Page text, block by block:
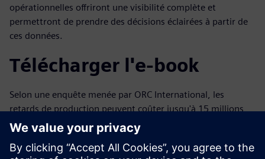
opérationnelles offriront une visibilité complète et
permettront de prendre des décisions éclairées à partir de
ces données.
Télécharger l'e-book
Selon une enquête menée par ORC International, les
retards de production peuvent coûter jusqu'à 15 millions
de dollars par jour. En adoptant une approche de bout en
bout, les fabricants peuvent simplifier l'ingénierie des
processus et des installations, garantir une production